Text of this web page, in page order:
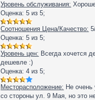
Уровень обслуживания:
Оценка:5 из5;
Соотношения Цена/Качество:
Оценка:5 из5;
Уровень цен: Всегда хочется
дешевле :)
Оценка:4 из5;
Месторасположение: Не очень
со стороны ул. 9 Мая, но это